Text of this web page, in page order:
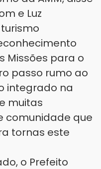
e Luz
Missões para o
passo rumo ao
integrado na
muitas
comunidade que
tornas este
o Prefeito